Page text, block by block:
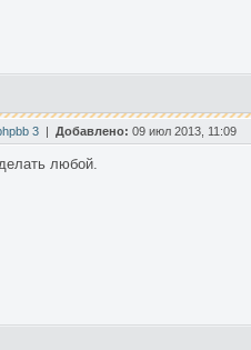
3 | Добавлено: 09 июл 2013, 11:09
любой.